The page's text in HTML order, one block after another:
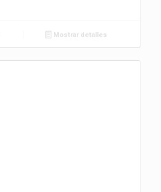
Mostrar detalles